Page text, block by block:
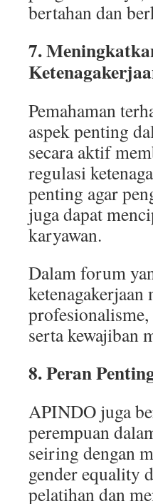
bertahan dan
7.
Pemahaman
aspek penting
secara aktif
regulasi
penting agar
juga dapat
karyawan.
Dalam forum
profesionalisme,
serta kewajiban
8. Peran
APINDO juga
perempuan
seiring dengan
gender equality
pelatihan dan